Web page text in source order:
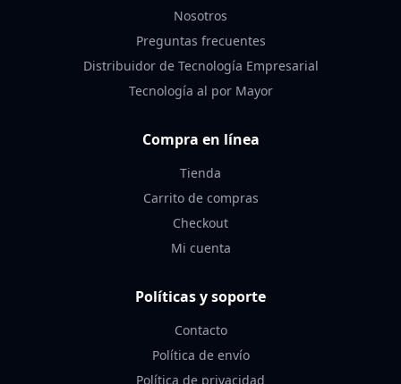
Nosotros
Preguntas frecuentes
Distribuidor de Tecnología Empresarial
Tecnología al por Mayor
Compra en línea
Tienda
Carrito de compras
Checkout
Mi cuenta
Políticas y soporte
Contacto
Política de envío
Política de privacidad